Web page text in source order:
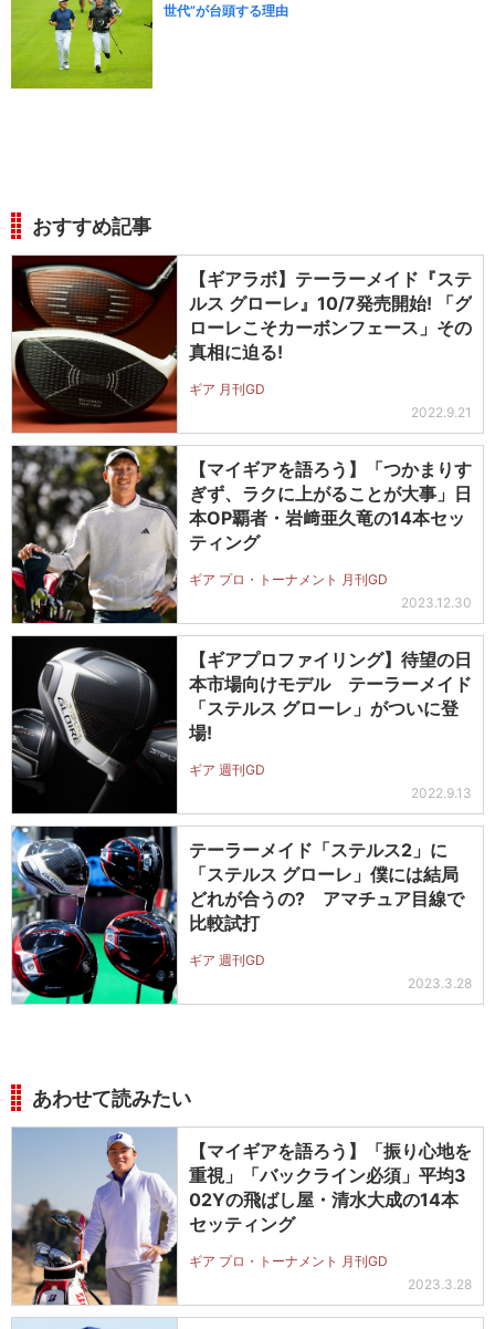
世代”が台頭する理由
おすすめ記事
【ギアラボ】テーラーメイド『ステ
ルス グローレ』10/7発売開始! 「グ
ローレこそカーボンフェース」その
真相に迫る!
ギア 月刊GD
2022.9.21
【マイギアを語ろう】「つかまりす
ぎず、ラクに上がることが大事」日
本OP覇者・岩﨑亜久竜の14本セッ
ティング
ギア プロ・トーナメント 月刊GD
2023.12.30
【ギアプロファイリング】待望の日
本市場向けモデル テーラーメイド
「ステルス グローレ」がついに登
場!
ギア 週刊GD
2022.9.13
テーラーメイド「ステルス2」に
「ステルス グローレ」僕には結局
どれが合うの? アマチュア目線で
比較試打
ギア 週刊GD
2023.3.28
あわせて読みたい
【マイギアを語ろう】「振り心地を
重視」「バックライン必須」平均3
02Yの飛ばし屋・清水大成の14本
セッティング
ギア プロ・トーナメント 月刊GD
2023.3.28